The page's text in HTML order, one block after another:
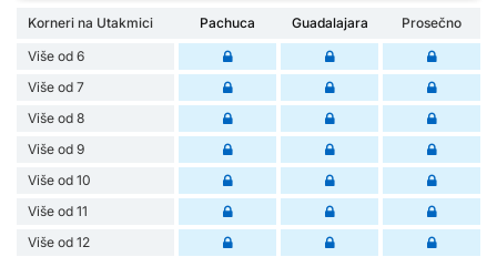
Korneri na Utakmici Pachuca Guadalajara
Prosečno
Više od 6
Više od 7
Više od 8
Više od 9
Više od 10
Više od 11
Više od 12